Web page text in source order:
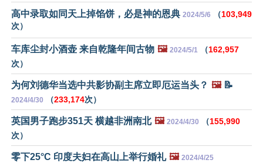
高中录取如同天上掉馅饼，必是神的恩典 2024/5/6 （103,949
次）
车库尘封小酒壶 来自乾隆年间古物 🖼️ 2024/5/1 （162,957
次）
为何刘德华当选中共影协副主席立即厄运当头？ 🖼️📝
2024/4/30 （233,174次）
英国男子跑步351天 横越非洲南北 🖼️ 2024/4/30 （155,990
次）
零下25°C 印度夫妇在高山上举行婚礼 🖼️ 2024/4/25